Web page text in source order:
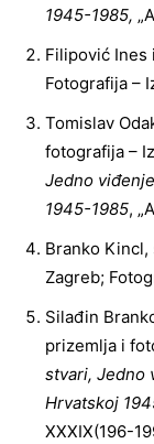
1945-1985,
Filipović Ines
Fotografija –
Tomislav
fotografija –
Jedno
1945-1985,
Branko Kincl,
Zagreb;
Silađin
prizemlja i
stvari, Jedno
Hrvatskoj
XXXIX(196-